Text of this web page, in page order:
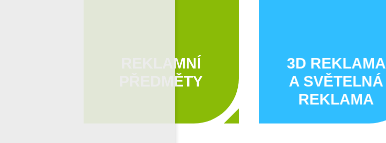
REKLAMNÍ
PŘEDMĚTY
3D REKLAMA
A SVĚTELNÁ
REKLAMA